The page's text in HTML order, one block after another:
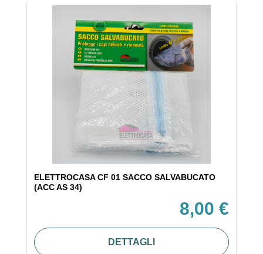
ELETTROCASA CF 01 SACCO SALVABUCATO
(ACC AS 34)
8,00 €
DETTAGLI